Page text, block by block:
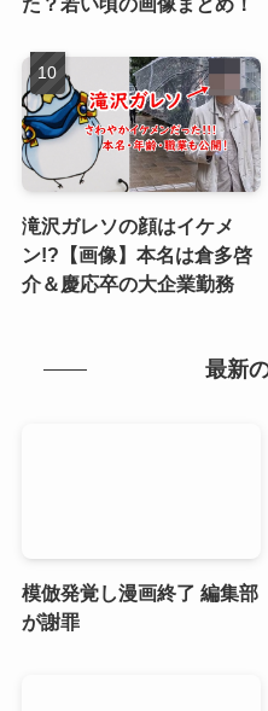
滝沢ガレソの顔はイケメ
ン!?【画像】本名は倉多啓
介＆慶応卒の大企業勤務
最新
模倣発覚し漫画終了 編集部
が謝罪